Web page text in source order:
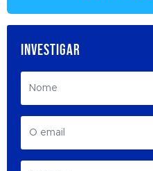
INVESTIGAR